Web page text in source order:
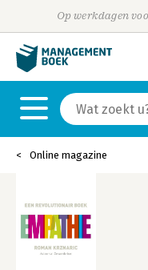
Op werkdagen
Online magazine